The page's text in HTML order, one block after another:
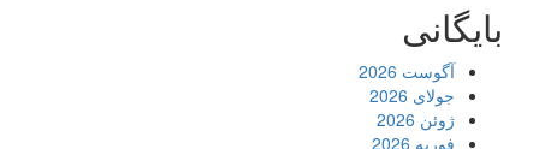
بایگانی
آگوست 2026
جولای 2026
ژوئن 2026
فوریه 2026